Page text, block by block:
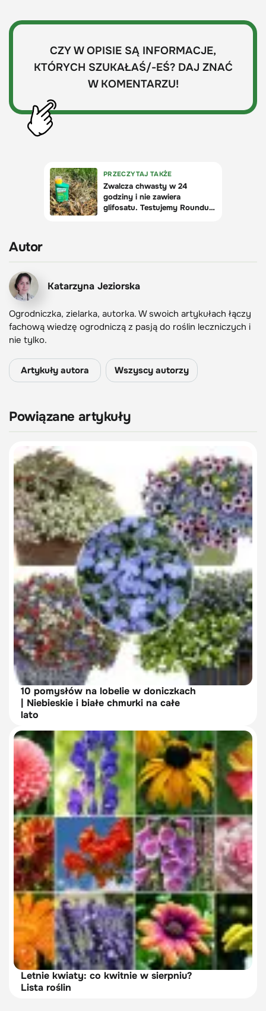
CZY W OPISIE SĄ INFORMACJE,
KTÓRYCH SZUKAŁAŚ/-EŚ? DAJ ZNAĆ
W KOMENTARZU!
Autor
Katarzyna Jeziorska
Ogrodniczka, zielarka, autorka. W swoich artykułach łączy
fachową wiedzę ogrodniczą z pasją do roślin leczniczych i
nie tylko.
Artykuły autora Wszyscy autorzy
Powiązane artykuły
10 pomysłów na lobelie w doniczkach
| Niebieskie i białe chmurki na całe
lato
Letnie kwiaty: co kwitnie w sierpniu?
Lista roślin